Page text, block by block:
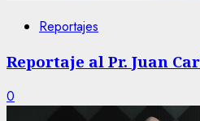
Reportajes
Reportaje al Pr. Juan
0